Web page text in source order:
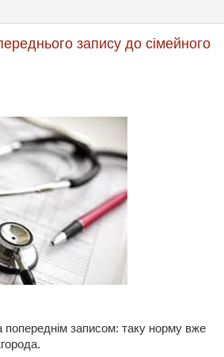
запису до сімейного
попереднім записом: таку норму вже